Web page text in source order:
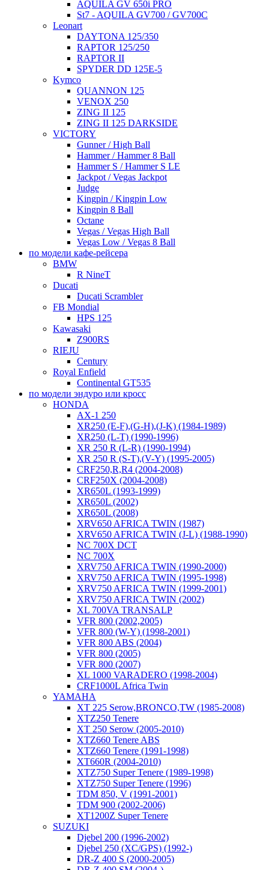
AQUILA GV 650i PRO
St7 - AQUILA GV700 / GV700C
Leonart
DAYTONA 125/350
RAPTOR 125/250
RAPTOR II
SPYDER DD 125E-5
Kymco
QUANNON 125
VENOX 250
ZING II 125
ZING II 125 DARKSIDE
VICTORY
Gunner / High Ball
Hammer / Hammer 8 Ball
Hammer S / Hammer S LE
Jackpot / Vegas Jackpot
Judge
Kingpin / Kingpin Low
Kingpin 8 Ball
Octane
Vegas / Vegas High Ball
Vegas Low / Vegas 8 Ball
по модели кафе-рейсера
BMW
R NineT
Ducati
Ducati Scrambler
FB Mondial
HPS 125
Kawasaki
Z900RS
RIEJU
Century
Royal Enfield
Continental GT535
по модели эндуро или кросс
HONDA
AX-1 250
XR250 (E-F),(G-H),(J-K) (1984-1989)
XR250 (L-T) (1990-1996)
XR 250 R (L-R) (1990-1994)
XR 250 R (S-T),(V-Y) (1995-2005)
CRF250,R,R4 (2004-2008)
CRF250X (2004-2008)
XR650L (1993-1999)
XR650L (2002)
XR650L (2008)
XRV650 AFRICA TWIN (1987)
XRV650 AFRICA TWIN (J-L) (1988-1990)
NC 700X DCT
NC 700X
XRV750 AFRICA TWIN (1990-2000)
XRV750 AFRICA TWIN (1995-1998)
XRV750 AFRICA TWIN (1999-2001)
XRV750 AFRICA TWIN (2002)
XL 700VA TRANSALP
VFR 800 (2002,2005)
VFR 800 (W-Y) (1998-2001)
VFR 800 ABS (2004)
VFR 800 (2005)
VFR 800 (2007)
XL 1000 VARADERO (1998-2004)
CRF1000L Africa Twin
YAMAHA
XT 225 Serow,BRONCO,TW (1985-2008)
XTZ250 Tenere
XT 250 Serow (2005-2010)
XTZ660 Tenere ABS
XTZ660 Tenere (1991-1998)
XT660R (2004-2010)
XTZ750 Super Tenere (1989-1998)
XTZ750 Super Tenere (1996)
TDM 850, V (1991-2001)
TDM 900 (2002-2006)
XT1200Z Super Tenere
SUZUKI
Djebel 200 (1996-2002)
Djebel 250 (XC/GPS) (1992-)
DR-Z 400 S (2000-2005)